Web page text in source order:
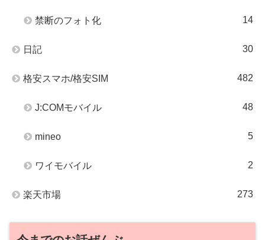
禁断のフォト化 14
日記 30
格安スマホ/格安SIM 482
J:COMモバイル 48
mineo 5
ワイモバイル 2
楽天市場 273